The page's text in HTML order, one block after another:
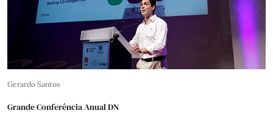
Gerardo Santos
Grande Conferência Anual DN